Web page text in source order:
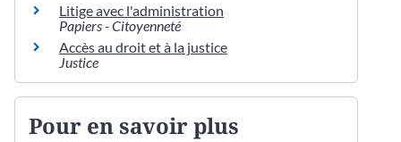
Litige avec l'administration
Papiers - Citoyenneté
Accès au droit et à la justice
Justice
Pour en savoir plus